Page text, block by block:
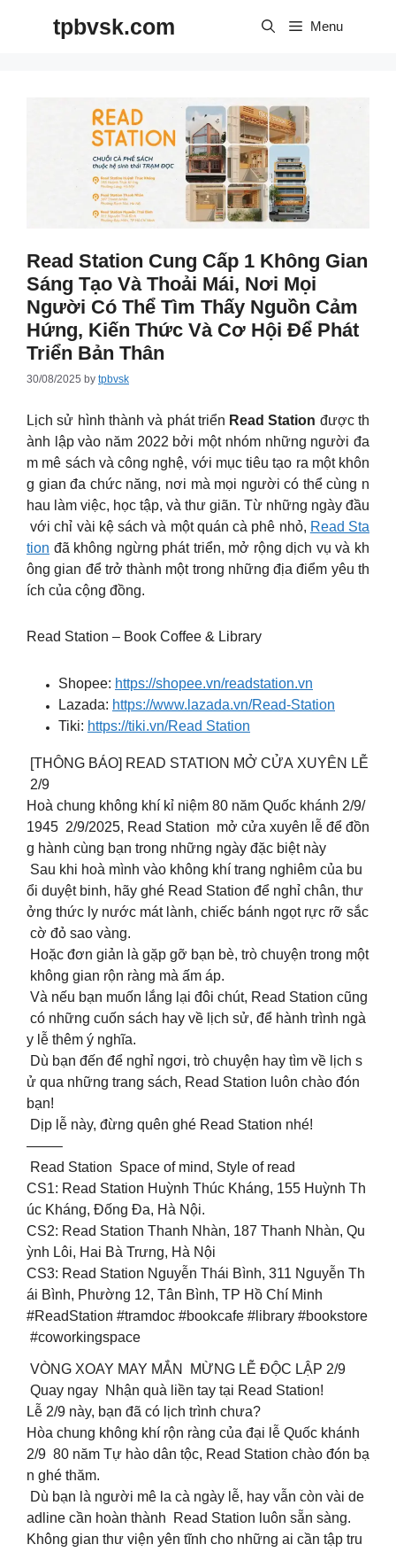
tpbvsk.com Menu
Read Station Cung Cấp 1 Không Gian
Sáng Tạo Và Thoải Mái, Nơi Mọi
Người Có Thể Tìm Thấy Nguồn Cảm
Hứng, Kiến Thức Và Cơ Hội Để Phát
Triển Bản Thân
30/08/2025 by tpbvsk
Lịch sử hình thành và phát triển Read Station được th
ành lập vào năm 2022 bởi một nhóm những người đa
m mê sách và công nghệ, với mục tiêu tạo ra một khôn
g gian đa chức năng, nơi mà mọi người có thể cùng n
hau làm việc, học tập, và thư giãn. Từ những ngày đầu
với chỉ vài kệ sách và một quán cà phê nhỏ, Read Sta
tion đã không ngừng phát triển, mở rộng dịch vụ và kh
ông gian để trở thành một trong những địa điểm yêu th
ích của cộng đồng.
Read Station – Book Coffee & Library
Shopee: https://shopee.vn/readstation.vn
Lazada: https://www.lazada.vn/Read-Station
Tiki: https://tiki.vn/Read Station
[THÔNG BÁO] READ STATION MỞ CỬA XUYÊN LỄ
2/9
Hoà chung không khí kỉ niệm 80 năm Quốc khánh 2/9/
1945 2/9/2025, Read Station mở cửa xuyên lễ để đồn
g hành cùng bạn trong những ngày đặc biệt này
Sau khi hoà mình vào không khí trang nghiêm của bu
ổi duyệt binh, hãy ghé Read Station để nghỉ chân, thư
ởng thức ly nước mát lành, chiếc bánh ngọt rực rỡ sắc
cờ đỏ sao vàng.
Hoặc đơn giản là gặp gỡ bạn bè, trò chuyện trong một
không gian rộn ràng mà ấm áp.
Và nếu bạn muốn lắng lại đôi chút, Read Station cũng
có những cuốn sách hay về lịch sử, để hành trình ngà
y lễ thêm ý nghĩa.
Dù bạn đến để nghỉ ngơi, trò chuyện hay tìm về lịch s
ử qua những trang sách, Read Station luôn chào đón
bạn!
Dịp lễ này, đừng quên ghé Read Station nhé!
——–
Read Station Space of mind, Style of read
CS1: Read Station Huỳnh Thúc Kháng, 155 Huỳnh Th
úc Kháng, Đống Đa, Hà Nội.
CS2: Read Station Thanh Nhàn, 187 Thanh Nhàn, Qu
ỳnh Lôi, Hai Bà Trưng, Hà Nội
CS3: Read Station Nguyễn Thái Bình, 311 Nguyễn Th
ái Bình, Phường 12, Tân Bình, TP Hồ Chí Minh
#ReadStation #tramdoc #bookcafe #library #bookstore
#coworkingspace
VÒNG XOAY MAY MẮN MỪNG LỄ ĐỘC LẬP 2/9
Quay ngay Nhận quà liền tay tại Read Station!
Lễ 2/9 này, bạn đã có lịch trình chưa?
Hòa chung không khí rộn ràng của đại lễ Quốc khánh
2/9 80 năm Tự hào dân tộc, Read Station chào đón bạ
n ghé thăm.
Dù bạn là người mê la cà ngày lễ, hay vẫn còn vài de
adline cần hoàn thành Read Station luôn sẵn sàng.
Không gian thư viện yên tĩnh cho những ai cần tập tru